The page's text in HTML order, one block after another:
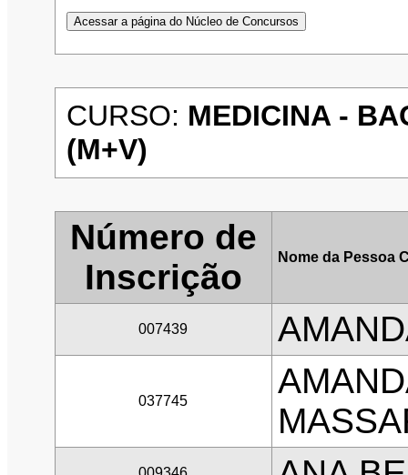
CURSO: MEDICINA -
(M+V)
Número de
Inscrição
Nome da Pessoa
007439
037745